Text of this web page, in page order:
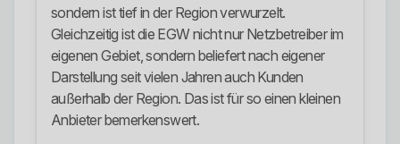
sondern ist tief in der Region verwurzelt.
Gleichzeitig ist die EGW nicht nur Netzbetreiber im
eigenen Gebiet, sondern beliefert nach eigener
Darstellung seit vielen Jahren auch Kunden
außerhalb der Region. Das ist für so einen kleinen
Anbieter bemerkenswert.